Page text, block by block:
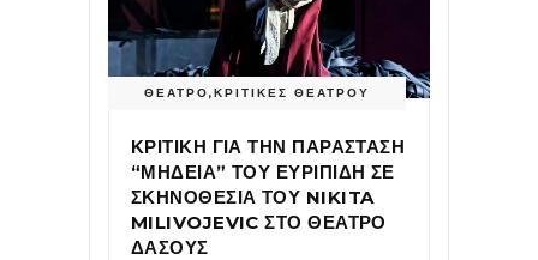
ΘΕΑΤΡΟ,ΚΡΙΤΙΚΕΣ ΘΕΑΤΡΟΥ
ΚΡΙΤΙΚΗ ΓΙΑ ΤΗΝ ΠΑΡΑΣΤΑΣΗ
“ΜΗΔΕΙΑ” ΤΟΥ ΕΥΡΙΠΙΔΗ ΣΕ
ΣΚΗΝΟΘΕΣΙΑ ΤΟΥ NIKITA
MILIVOJEVIC ΣΤΟ ΘΕΑΤΡΟ
ΔΑΣΟΥΣ